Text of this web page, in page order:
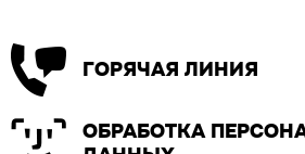
ГОРЯЧАЯ ЛИНИЯ
ОБРАБОТКА